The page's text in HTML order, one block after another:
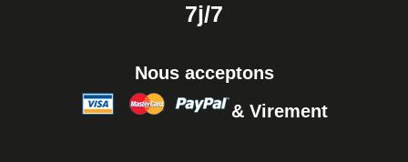
7j/7
Nous acceptons
& Virement